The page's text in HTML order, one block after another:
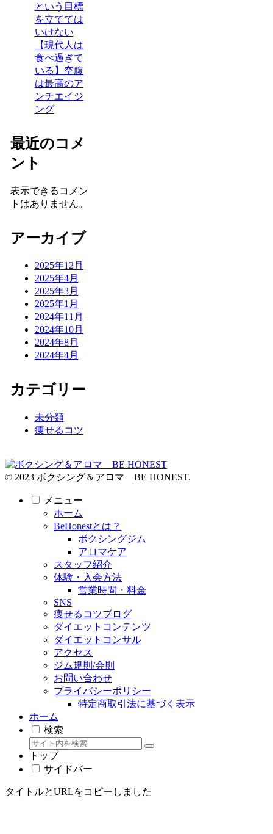
という目標
を立てては
いけない
【現代人は
食べ過ぎて
いる】空腹
は最高のア
ンチエイジ
ング
最近のコメ
ント
表示できるコメン
トはありません。
アーカイブ
2025年12月
2025年4月
2025年3月
2025年1月
2024年11月
2024年10月
2024年8月
2024年4月
カテゴリー
未分類
痩せるコツ
© 2023 ボクシング＆アロマ BE HONEST.
メニュー
ホーム
BeHonestとは？
ボクシングジム
アロマケア
スタッフ紹介
体験・入会方法
営業時間・料金
SNS
痩せるコツブログ
ダイエットコンテンツ
ダイエットコンサル
アクセス
ジム規則/会則
お問い合わせ
プライバシーポリシー
特定商取引法に基づく表示
ホーム
検索
トップ
サイドバー
タイトルとURLをコピーしました